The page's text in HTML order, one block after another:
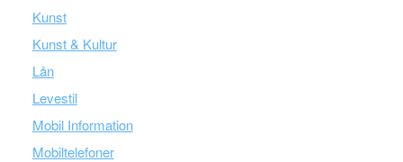
Kunst
Kunst & Kultur
Lån
Levestil
Mobil Information
Mobiltelefoner